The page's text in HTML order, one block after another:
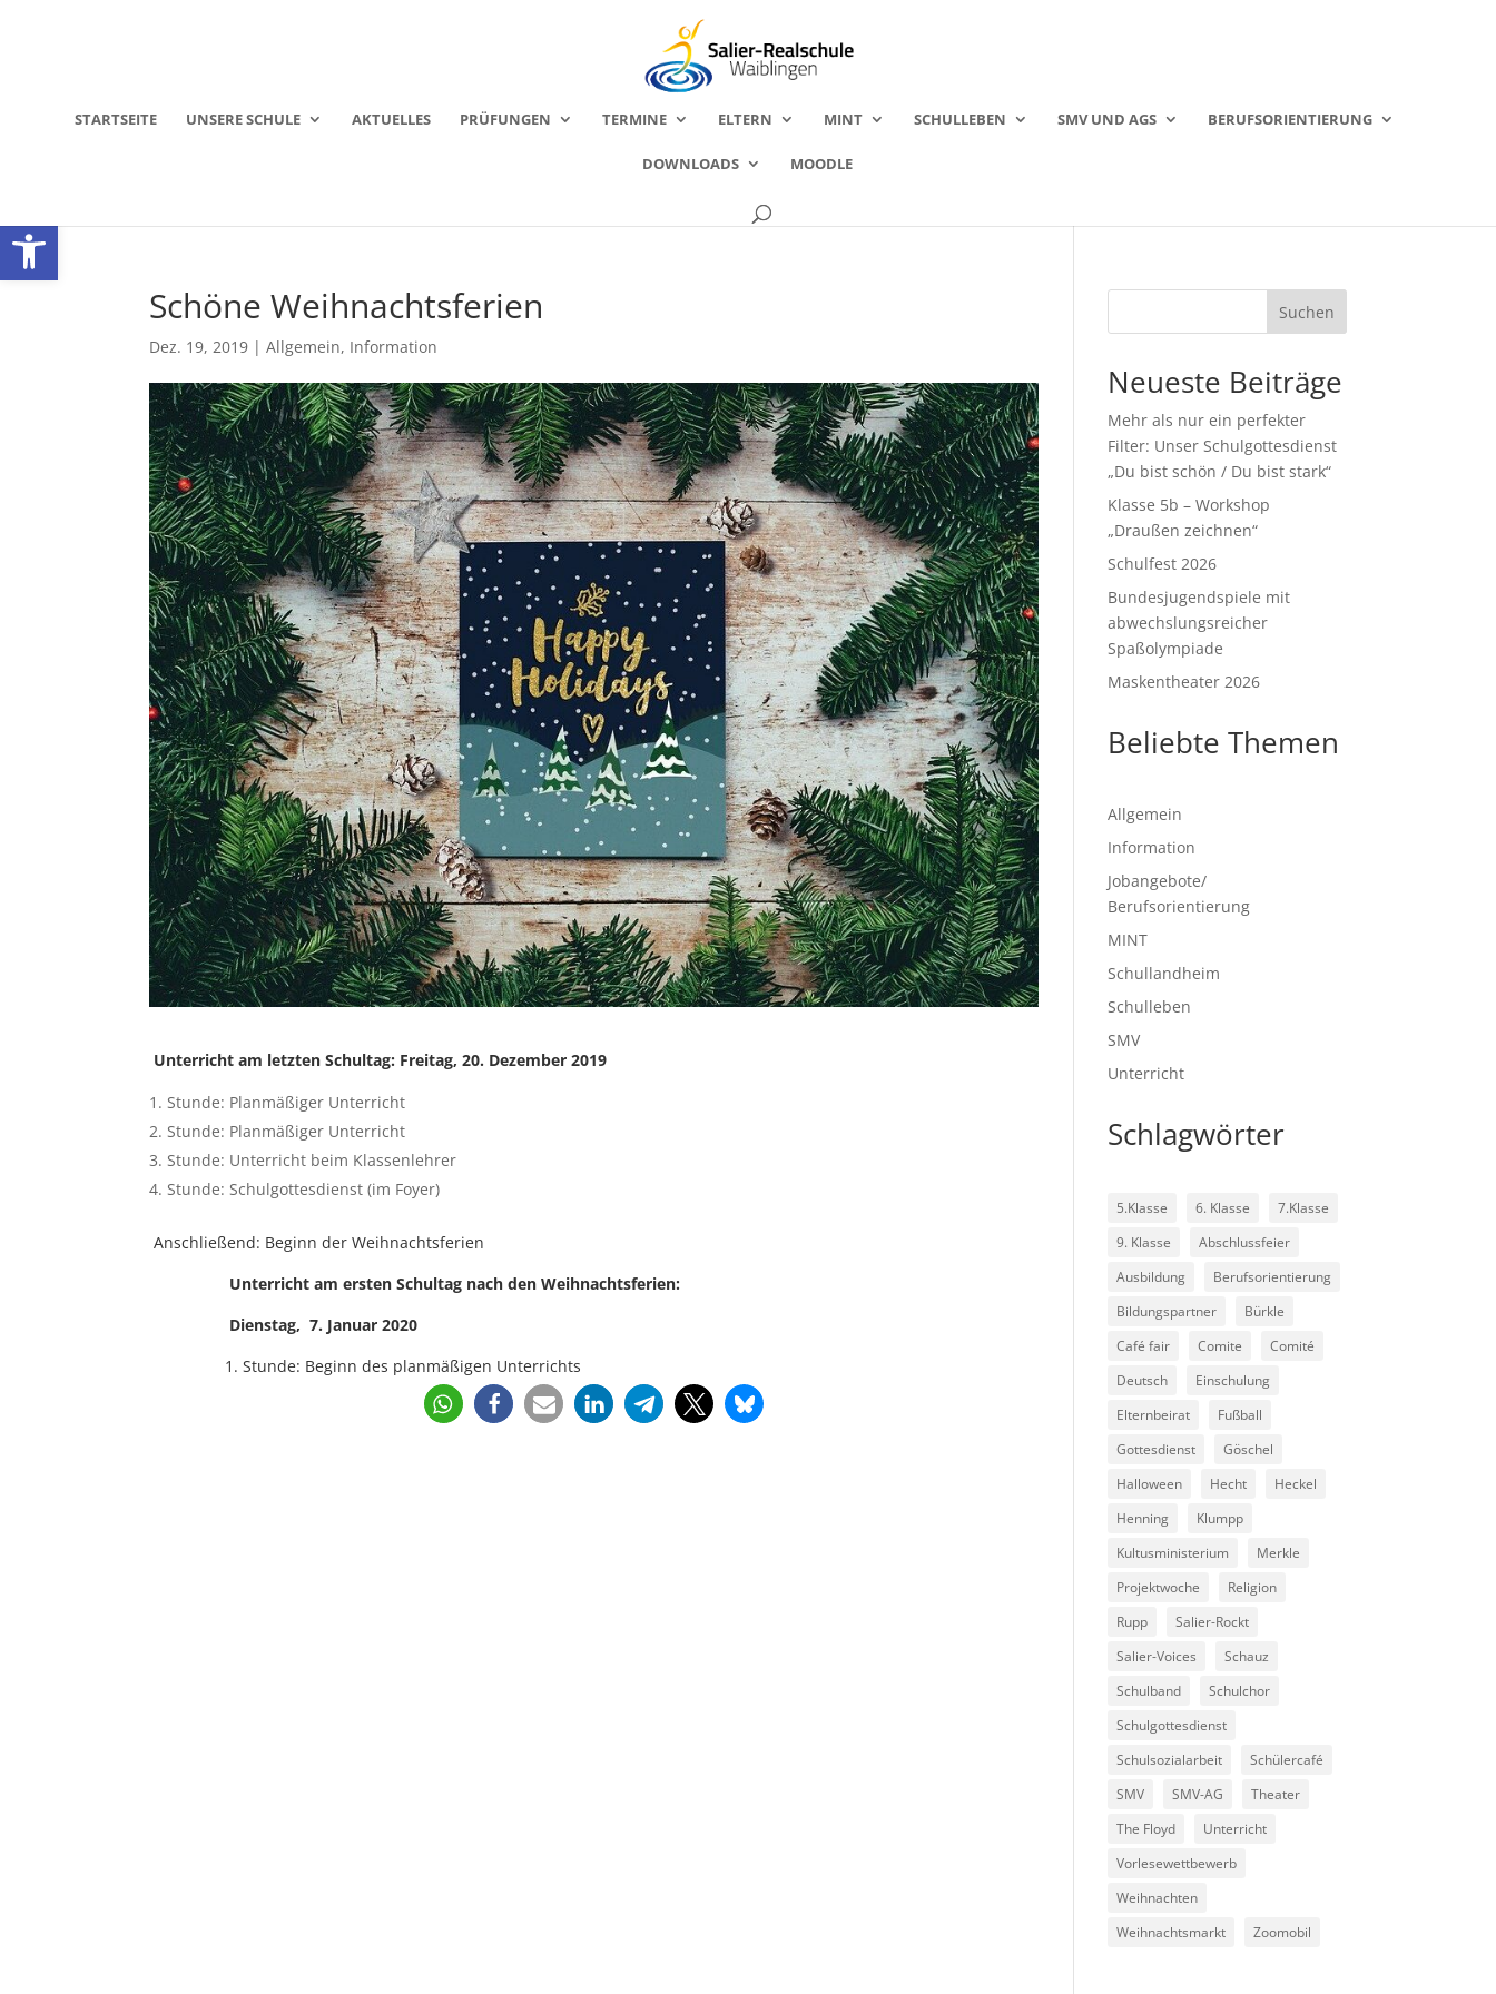
Werkzeugleiste öffnen
STARTSEITE UNSERE SCHULE AKTUELLES PRÜFUNGEN TERMINE ELTERN MINT SCHULLEBEN SMV UND AGS BERUFSORIENTIERUNG
DOWNLOADS MOODLE
Schöne Weihnachtsferien
Dez. 19, 2019 |Allgemein, Information
Unterricht am letzten Schultag: Freitag, 20. Dezember 2019
Stunde: Planmäßiger Unterricht
Stunde: Planmäßiger Unterricht
Stunde: Unterricht beim Klassenlehrer
Stunde: Schulgottesdienst (im Foyer)
Anschließend: Beginn der Weihnachtsferien
Unterricht am ersten Schultag nach den Weihnachtsferien:
Dienstag, 7. Januar 2020
1. Stunde: Beginn des planmäßigen Unterrichts
Suchen
Neueste Beiträge
Mehr als nur ein perfekter
Filter: Unser Schulgottesdienst
„Du bist schön / Du bist stark“
Klasse 5b – Workshop
„Draußen zeichnen“
Schulfest 2026
Bundesjugendspiele mit
abwechslungsreicher
Spaßolympiade
Maskentheater 2026
Beliebte Themen
Allgemein
Information
Jobangebote/
Berufsorientierung
MINT
Schullandheim
Schulleben
SMV
Unterricht
Schlagwörter
5.Klasse 6. Klasse
7.Klasse
9. Klasse
Abschlussfeier
Ausbildung
Berufsorientierung
Bildungspartner
Bürkle
Café fair
Comite
Comité
Deutsch
Einschulung
Elternbeirat
Fußball
Gottesdienst
Göschel
Halloween
Hecht
Heckel
Henning
Klumpp
Kultusministerium
Merkle
Projektwoche
Religion
Rupp
Salier-Rockt
Salier-Voices
Schauz
Schulband
Schulchor
Schulgottesdienst
Schulsozialarbeit
Schülercafé
SMV
SMV-AG
Theater
The Floyd
Unterricht
Vorlesewettbewerb
Weihnachten
Weihnachtsmarkt
Zoomobil